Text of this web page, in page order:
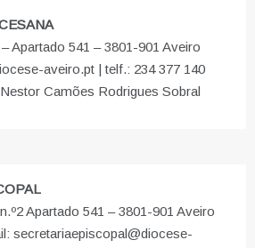
Apartado 541 – 3801-901 Aveiro
aveiro.pt | telf.: 234 377 140
Camões Rodrigues Sobral
Apartado 541 – 3801-901 Aveiro
secretariaepiscopal@diocese-